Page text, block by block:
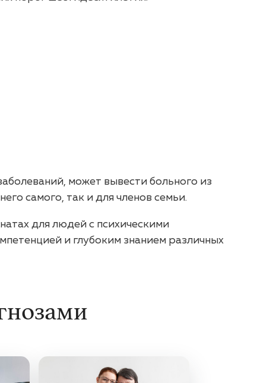
может вывести больного из
самого, так и для членов семьи.
для людей с психическими
и глубоким знанием различных